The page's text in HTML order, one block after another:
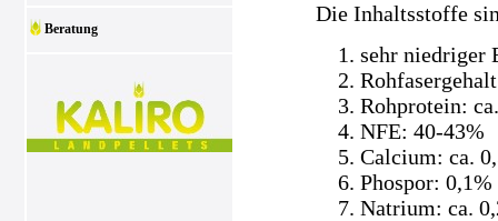
Beratung
Die Inhaltsstoffe
sehr niedriger
Rohprotein:
NFE: 40-43%
Calcium: ca.
Phospor: 0,1%
Natrium: ca.